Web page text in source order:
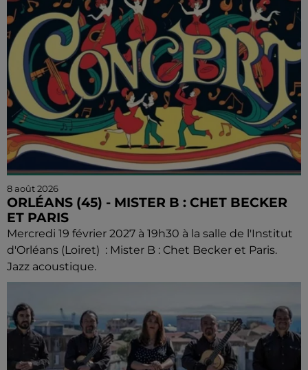
8 août 2026
ORLÉANS (45) - MISTER B : CHET BECKER
ET PARIS
Mercredi 19 février 2027 à 19h30 à la salle de l'Institut
d'Orléans (Loiret) : Mister B : Chet Becker et Paris.
Jazz acoustique.